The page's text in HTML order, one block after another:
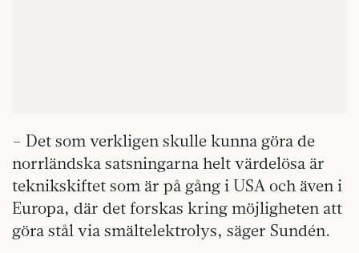
– Det som verkligen skulle kunna göra de
norrländska satsningarna helt värdelösa är
teknikskiftet som är på gång i USA och även i
Europa, där det forskas kring möjligheten att
göra stål via smältelektrolys, säger Sundén.